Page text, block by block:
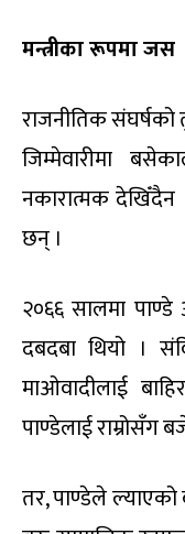
मन्त्रीका रूपमा जस
राजनीतिक
जिम्मेवारीमा
नकारात्मक देखिँदैन
छन् ।
२०६६ सालमा पाण्डे
दबदबा थियो ।
माओवादीलाई
पाण्डेलाई राम्रोसँग
तर, पाण्डेले ल्याएको